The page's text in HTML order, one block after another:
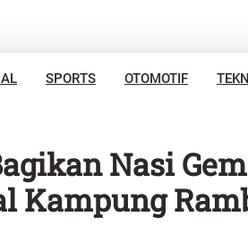
SPORTS OTOMOTIF
Nasi
Kampung